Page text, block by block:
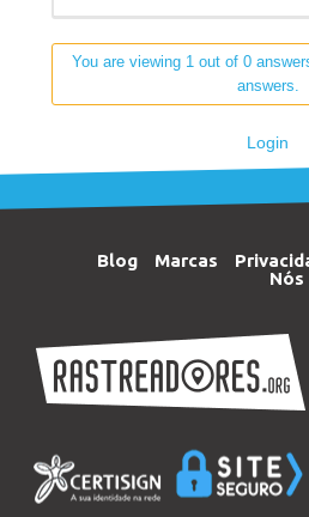
You are viewing 1 out of 0
answers.
Login
Blog Marcas
Nós